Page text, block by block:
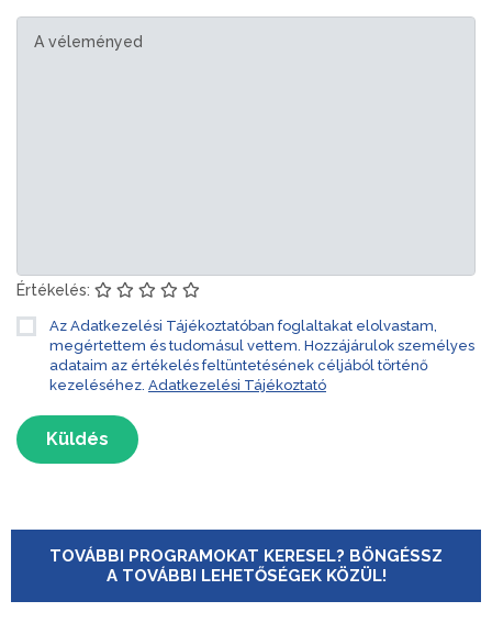
Értékelés:
Az Adatkezelési Tájékoztatóban foglaltakat elolvastam,
megértettem és tudomásul vettem. Hozzájárulok személyes
adataim az értékelés feltüntetésének céljából történő
kezeléséhez. Adatkezelési Tájékoztató
Küldés
TOVÁBBI PROGRAMOKAT KERESEL? BÖNGÉSSZ
A TOVÁBBI LEHETŐSÉGEK KÖZÜL!